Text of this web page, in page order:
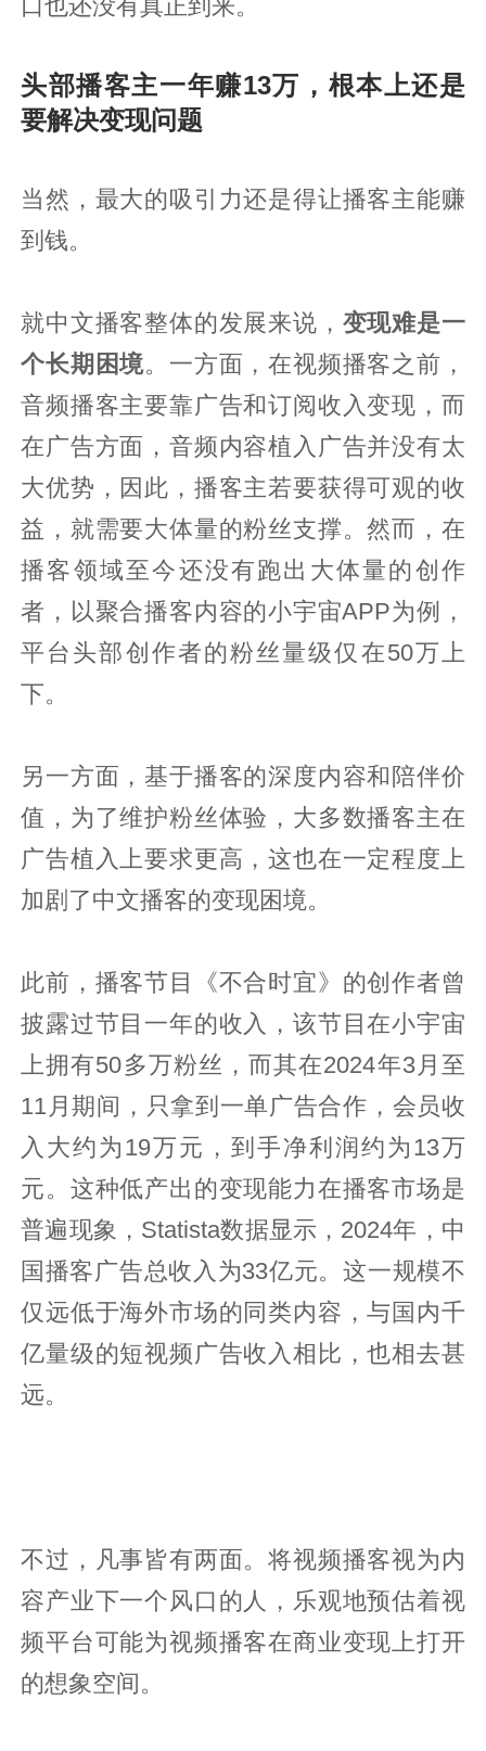
口也还没有真正到来。
头部播客主一年赚13万，根本上还是
要解决变现问题
当然，最大的吸引力还是得让播客主能赚
到钱。
就中文播客整体的发展来说， 变现难是一
个长期困境。一方面，在视频播客之前，
音频播客主要靠广告和订阅收入变现，而
在广告方面，音频内容植入广告并没有太
大优势，因此，播客主若要获得可观的收
益，就需要大体量的粉丝支撑。然而，在
播客领域至今还没有跑出大体量的创作
者，以聚合播客内容的小宇宙APP为例，
平台头部创作者的粉丝量级仅在50万上
下。
另一方面，基于播客的深度内容和陪伴价
值，为了维护粉丝体验，大多数播客主在
广告植入上要求更高，这也在一定程度上
加剧了中文播客的变现困境。
此前，播客节目《不合时宜》的创作者曾
披露过节目一年的收入，该节目在小宇宙
上拥有50多万粉丝，而其在2024年3月至
11月期间，只拿到一单广告合作，会员收
入大约为19万元，到手净利润约为13万
元。这种低产出的变现能力在播客市场是
普遍现象，Statista数据显示，2024年，中
国播客广告总收入为33亿元。这一规模不
仅远低于海外市场的同类内容，与国内千
亿量级的短视频广告收入相比，也相去甚
远。
不过，凡事皆有两面。将视频播客视为内
容产业下一个风口的人，乐观地预估着视
频平台可能为视频播客在商业变现上打开
的想象空间。